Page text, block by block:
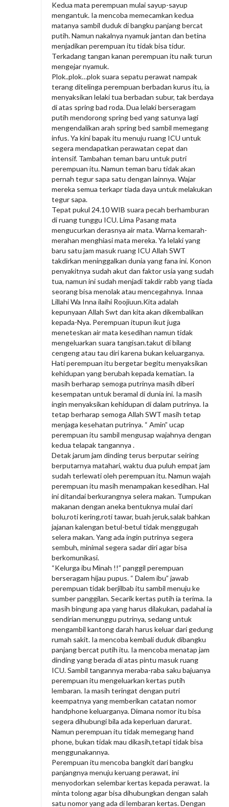
Kedua mata perempuan mulai sayup-sayup
mengantuk. Ia mencoba memecamkan kedua
matanya sambil duduk di bangku panjang bercat
putih. Namun nakalnya nyamuk jantan dan betina
menjadikan perempuan itu tidak bisa tidur.
Terkadang tangan kanan perempuan itu naik turun
mengejar nyamuk.
Plok..plok…plok suara sepatu perawat nampak
terang ditelinga perempuan berbadan kurus itu, ia
menyaksikan lelaki tua berbadan subur, tak berdaya
di atas spring bad roda. Dua lelaki berseragam
putih mendorong spring bed yang satunya lagi
mengendalikan arah spring bed sambil memegang
infus. Ya kini bapak itu menuju ruang ICU untuk
segera mendapatkan perawatan cepat dan
intensif. Tambahan teman baru untuk putri
perempuan itu. Namun teman baru tidak akan
pernah tegur sapa satu dengan lainnya. Wajar
mereka semua terkapr tiada daya untuk melakukan
tegur sapa.
Tepat pukul 24.10 WIB suara pecah berhamburan
di ruang tunggu ICU. Lima Pasang mata
mengucurkan derasnya air mata. Warna kemarah-
merahan menghiasi mata mereka. Ya lelaki yang
baru satu jam masuk ruang ICU Allah SWT
takdirkan meninggalkan dunia yang fana ini. Konon
penyakitnya sudah akut dan faktor usia yang sudah
tua, namun ini sudah menjadi takdir rabb yang tiada
seorang bisa menolak atau mencegahnya. Innaa
Lillahi Wa Inna ilaihi Roojiuun.Kita adalah
kepunyaan Allah Swt dan kita akan dikembalikan
kepada-Nya. Perempuan itupun ikut juga
meneteskan air mata kesedihan namun tidak
mengeluarkan suara tangisan.takut di bilang
cengeng atau tau diri karena bukan keluarganya.
Hati perempuan itu bergetar begitu menyaksikan
kehidupan yang berubah kepada kematian. Ia
masih berharap semoga putrinya masih diberi
kesempatan untuk beramal di dunia ini. Ia masih
ingin menyaksikan kehidupan di dalam putrinya. Ia
tetap berharap semoga Allah SWT masih tetap
menjaga kesehatan putrinya. “ Amin” ucap
perempuan itu sambil mengusap wajahnya dengan
kedua telapak tangannya .
Detak jarum jam dinding terus berputar seiring
berputarnya matahari, waktu dua puluh empat jam
sudah terlewati oleh perempuan itu. Namun wajah
perempuan itu masih menampakan kesedihan. Hal
ini ditandai berkurangnya selera makan. Tumpukan
makanan dengan aneka bentuknya mulai dari
bolu,roti kering,roti tawar, buah jeruk,salak bahkan
jajanan kalengan betul-betul tidak menggugah
selera makan. Yang ada ingin putrinya segera
sembuh, minimal segera sadar diri agar bisa
berkomunikasi.
“Kelurga ibu Minah !!” panggil perempuan
berseragam hijau pupus. “ Dalem ibu” jawab
perempuan tidak berjilbab itu sambil menuju ke
sumber panggilan. Secarik kertas putih ia terima. Ia
masih bingung apa yang harus dilakukan, padahal ia
sendirian menunggu putrinya, sedang untuk
mengambil kantong darah harus keluar dari gedung
rumah sakit. Ia mencoba kembali duduk dibangku
panjang bercat putih itu. Ia mencoba menatap jam
dinding yang berada di atas pintu masuk ruang
ICU. Sambil tangannya meraba-raba saku bajuanya
perempuan itu mengeluarkan kertas putih
lembaran. Ia masih teringat dengan putri
keempatnya yang memberikan catatan nomor
handphone keluarganya. Dimana nomor itu bisa
segera dihubungi bila ada keperluan darurat.
Namun perempuan itu tidak memegang hand
phone, bukan tidak mau dikasih,tetapi tidak bisa
menggunakannya.
Perempuan itu mencoba bangkit dari bangku
panjangnya menuju keruang perawat, ini
menyodorkan selembar kertas kepada perawat. Ia
minta tolong agar bisa dihubungkan dengan salah
satu nomor yang ada di lembaran kertas. Dengan